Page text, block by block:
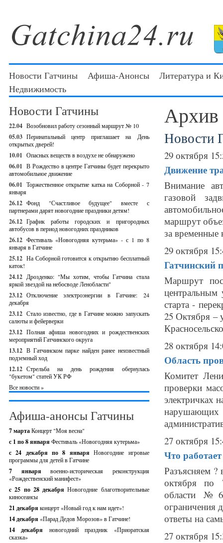
Новости Гатчины Афиша-Анонсы
Литература и
Недвижимость
Новости Гатчины
22.04 Возобновил работу сезонный маршрут № 10
05.03 Перинатальный центр приглашает на День
открытых дверей!
10.01 Опасных веществ в воздухе не обнаружено
06.01 В Рождество в центре Гатчины будет перекрыто
автомобильное движение
06.01 Торжественное открытие катка на Соборной - 7
января
26.12 Фонд "Счастливое будущее" вместе с
партнерами дарят новогодние праздники детям!
26.12 График работы городских и пригородных
автобусов в период новогодних праздников
26.12 Фестиваль «Новогодняя кутерьма» - с 1 по 8
января в Гатчине
25.12 На Соборной готовится к открытию бесплатный
каток!
24.12 Дрозденко: "Мы хотим, чтобы Гатчина стала
яркой звездой на небосводе Ленобласти"
23.12 Отключение электроэнергии в Гатчине: 24
декабря
23.12 Стало известно, где в Гатчине можно запускать
салюты и фейерверки
23.12 Полная афиша новогодних и рождественских
мероприятий Гатчинского округа
13.12 В Гатчинском парке найден ранее неизвестный
подземный ход
12.12 Стрельба на день рождения обернулась
"букетом" статей УК РФ
Все новости »
Афиша-анонсы Гатчины
7 мартаКонцерт "Моя весна"
с 1 по 8 января Фестиваль «Новогодняя кутерьма»
с 24 декабря по 8 январяНовогодние игровые
программы для детей в Гатчине
7 январявоенно-историческая реконструкция
«Рождественский манифест»
c 25 по 28 декабряНовогодние благотворительные
киносеансы
21 декабря концерт «Новый год к нам идет»!
14 декабря «Парад Дедов Морозов» в Гатчине!
14 декабря новогодний праздник «Приоратская
сказка»
Архив
Новости
29 октября
Движение
Внимание
газовой
маршрут
за
29 октября
Гатчинский
Маршрут
центральным
старта -
25 Октября
28 октября
Область
Комитет
проверки
электричках
27 октября
Что
Разъясняем ?
октября по
области
ограничения
ответы на
27 октября